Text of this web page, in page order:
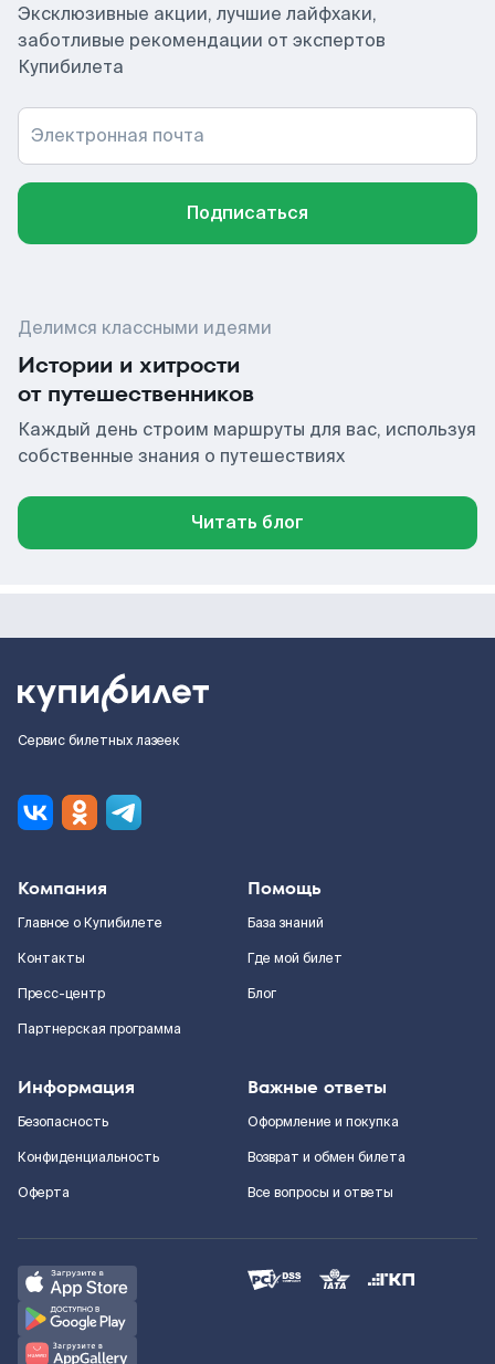
Эксклюзивные акции, лучшие лайфхаки,
заботливые рекомендации от экспертов
Купибилета
Электронная почта
Подписаться
Делимся классными идеями
Истории и хитрости
от путешественников
Каждый день строим маршруты для вас, используя
собственные знания о путешествиях
Читать блог
Сервис билетных лазеек
Компания
Главное о Купибилете
Контакты
Пресс-центр
Партнерская программа
Помощь
База знаний
Где мой билет
Блог
Информация
Безопасность
Конфиденциальность
Оферта
Важные ответы
Оформление и покупка
Возврат и обмен билета
Все вопросы и ответы